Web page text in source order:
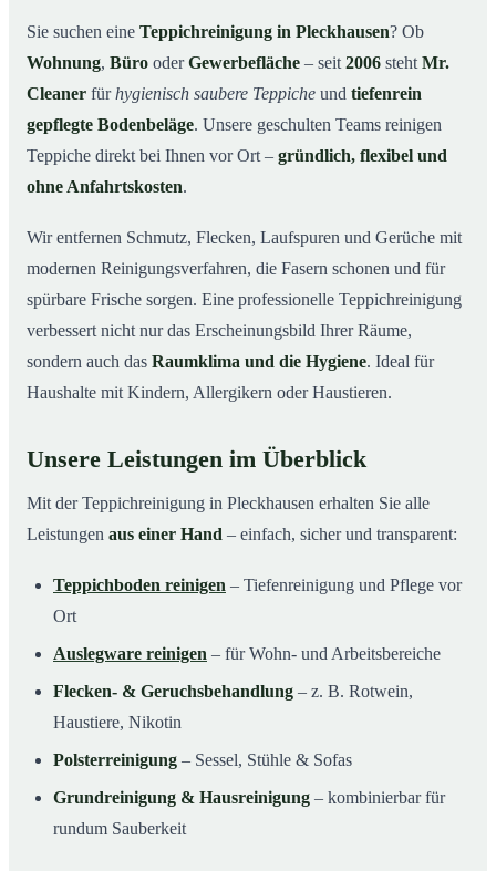
03Warum Mr. Cleaner in Pleckhausen?
04Teppichreinigung in Pleckhausen und Umgebung
05Jetzt Angebot einholen
Teppichreinigung in Pleckhausen im Einsatz
Sie suchen eine Teppichreinigung in Pleckhausen? Ob
Wohnung, Büro oderGewerbefläche – seit 2006 steht Mr.
Cleaner fürhygienisch saubere Teppiche und tiefenrein
gepflegte Bodenbeläge. Unsere geschulten Teams reinigen
Teppiche direkt bei Ihnen vor Ort – gründlich, flexibel und
ohne Anfahrtskosten.
Wir entfernen Schmutz, Flecken, Laufspuren und Gerüche mit
modernen Reinigungsverfahren, die Fasern schonen und für
spürbare Frische sorgen. Eine professionelle Teppichreinigung
verbessert nicht nur das Erscheinungsbild Ihrer Räume,
sondern auch das Raumklima und die Hygiene. Ideal für
Haushalte mit Kindern, Allergikern oder Haustieren.
Unsere Leistungen im Überblick
Mit der Teppichreinigung in Pleckhausen erhalten Sie alle
Leistungen aus einer Hand – einfach, sicher und transparent:
Teppichboden reinigen – Tiefenreinigung und Pflege vor
Ort
Auslegware reinigen – für Wohn- und Arbeitsbereiche
Flecken- & Geruchsbehandlung – z. B. Rotwein,
Haustiere, Nikotin
Polsterreinigung – Sessel, Stühle & Sofas
Grundreinigung & Hausreinigung – kombinierbar für
rundum Sauberkeit